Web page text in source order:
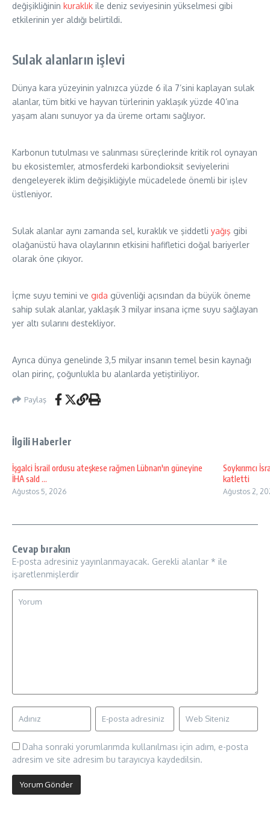
değişikliğinin kuraklık ile deniz seviyesinin yükselmesi gibi
etkilerinin yer aldığı belirtildi.
Sulak alanların işlevi
Dünya kara yüzeyinin yalnızca yüzde 6 ila 7’sini kaplayan sulak
alanlar, tüm bitki ve hayvan türlerinin yaklaşık yüzde 40’ına
yaşam alanı sunuyor ya da üreme ortamı sağlıyor.
Karbonun tutulması ve salınması süreçlerinde kritik rol oynayan
bu ekosistemler, atmosferdeki karbondioksit seviyelerini
dengeleyerek iklim değişikliğiyle mücadelede önemli bir işlev
üstleniyor.
Sulak alanlar aynı zamanda sel, kuraklık ve şiddetli yağış gibi
olağanüstü hava olaylarının etkisini hafifletici doğal bariyerler
olarak öne çıkıyor.
İçme suyu temini ve gıda güvenliği açısından da büyük öneme
sahip sulak alanlar, yaklaşık 3 milyar insana içme suyu sağlayan
yer altı sularını destekliyor.
Ayrıca dünya genelinde 3,5 milyar insanın temel besin kaynağı
olan pirinç, çoğunlukla bu alanlarda yetiştiriliyor.
Paylaş
İlgili Haberler
İşgalci İsrail ordusu ateşkese rağmen Lübnan'ın güneyine
İHA sald ...
Ağustos 5, 2026
Soykırımcı
katletti
Ağustos 2,
Cevap bırakın
E-posta adresiniz yayınlanmayacak. Gerekli alanlar * ile
işaretlenmişlerdir
Daha sonraki yorumlarımda kullanılması için adım, e-posta
adresim ve site adresim bu tarayıcıya kaydedilsin.